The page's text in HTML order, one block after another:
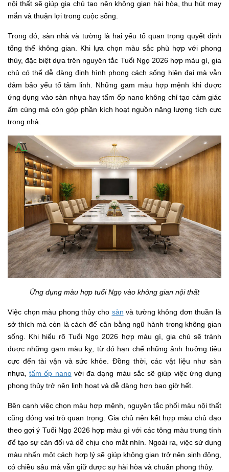
nội thất sẽ giúp gia chủ tạo nên không gian hài hòa, thu hút may
mắn và thuận lợi trong cuộc sống.
Trong đó, sàn nhà và tường là hai yếu tố quan trọng quyết định
tổng thể không gian. Khi lựa chọn màu sắc phù hợp với phong
thủy, đặc biệt dựa trên nguyên tắc Tuổi Ngọ 2026 hợp màu gì, gia
chủ có thể dễ dàng định hình phong cách sống hiện đại mà vẫn
đảm bảo yếu tố tâm linh. Những gam màu hợp mệnh khi được
ứng dụng vào sàn nhựa hay tấm ốp nano không chỉ tạo cảm giác
ấm cúng mà còn góp phần kích hoạt nguồn năng lượng tích cực
trong nhà.
Ứng dụng màu hợp tuổi Ngọ vào không gian nội thất
Việc chọn màu phong thủy cho sàn và tường không đơn thuần là
sở thích mà còn là cách để cân bằng ngũ hành trong không gian
sống. Khi hiểu rõ Tuổi Ngọ 2026 hợp màu gì, gia chủ sẽ tránh
được những gam màu kỵ, từ đó hạn chế những ảnh hưởng tiêu
cực đến tài vận và sức khỏe. Đồng thời, các vật liệu như sàn
nhựa,tấm ốp nanovới đa dạng màu sắc sẽ giúp việc ứng dụng
phong thủy trở nên linh hoạt và dễ dàng hơn bao giờ hết.
Bên cạnh việc chọn màu hợp mệnh, nguyên tắc phối màu nội thất
cũng đóng vai trò quan trọng. Gia chủ nên kết hợp màu chủ đạo
theo gợi ý Tuổi Ngọ 2026 hợp màu gì với các tông màu trung tính
để tạo sự cân đối và dễ chịu cho mắt nhìn. Ngoài ra, việc sử dụng
màu nhấn một cách hợp lý sẽ giúp không gian trở nên sinh động,
có chiều sâu mà vẫn giữ được sự hài hòa và chuẩn phong thủy.